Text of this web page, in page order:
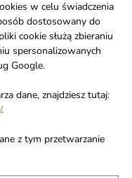

Naturalny Olejek
ml
€
w celu świadczenia
dostosowany do
cookie służą zbieraniu
spersonalizowanych
Google.
dane, znajdziesz tutaj:
.
z tym przetwarzanie